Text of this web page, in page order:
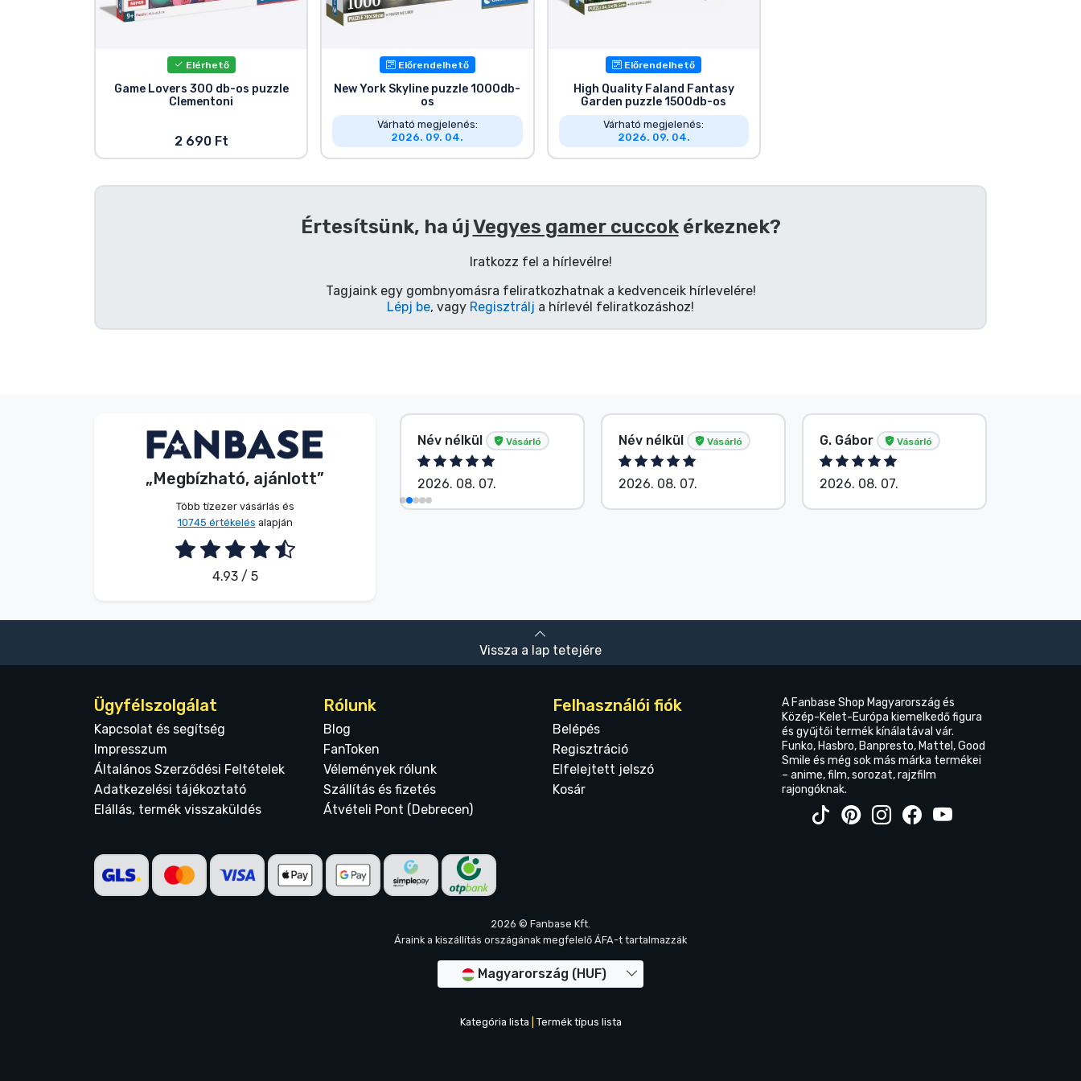
Elérhető
Game Lovers 300 db-os puzzle
Clementoni
2 690 Ft
Előrendelhető
New York Skyline puzzle 1000db-
os
Várható megjelenés:
2026. 09. 04.
Előrendelhető
High Quality Faland Fantasy
Garden puzzle 1500db-os
Várható megjelenés:
2026. 09. 04.
Értesítsünk, ha újVegyes gamer cuccokérkeznek?
Iratkozz fel a hírlevélre!
Tagjaink egy gombnyomásra feliratkozhatnak a kedvenceik hírlevelére!
Lépj be, vagy Regisztrálj a hírlevél feliratkozáshoz!
„Megbízható, ajánlott”
Több tízezer vásárlás és
10745 értékelés alapján
4.93 / 5
Név nélkül Vásárló
2026. 08. 08.
Név nélkül Vásárló
2026. 08. 07.
Név nélkül Vásárló
2026. 08. 07.
G. Gábor Vásárló
2026. 08. 07.
Vissza a lap tetejére
Ügyfélszolgálat
Kapcsolat és segítség
Impresszum
Általános Szerződési Feltételek
Adatkezelési tájékoztató
Elállás, termék visszaküldés
Rólunk
Blog
FanToken
Vélemények rólunk
Szállítás és fizetés
Átvételi Pont (Debrecen)
Felhasználói fiók
Belépés
Regisztráció
Elfelejtett jelszó
Kosár
A Fanbase Shop Magyarország és
Közép-Kelet-Európa kiemelkedő figura
és gyűjtői termék kínálatával vár.
Funko, Hasbro, Banpresto, Mattel, Good
Smile és még sok más márka termékei
– anime, film, sorozat, rajzfilm
rajongóknak.
2026 © Fanbase Kft.
Áraink a kiszállítás országának megfelelő ÁFA-t tartalmazzák
Magyarország (HUF)
Kategória lista Termék típus lista
Szállítás és fizetés
Sorozatos cuccok
Mesés cuccok
Zenés cuccok